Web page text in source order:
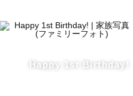
・ドライフラワーブーケ（
・黒板
・カチンコ
Happy 1st Birthday!